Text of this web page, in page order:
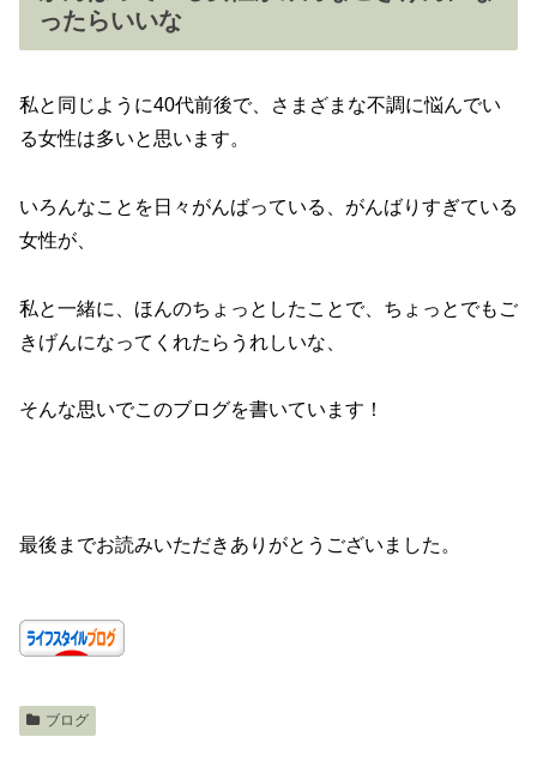
ったらいいな
私と同じように40代前後で、さまざまな不調に悩んでい
る女性は多いと思います。
いろんなことを日々がんばっている、がんばりすぎている
女性が、
私と一緒に、ほんのちょっとしたことで、ちょっとでもご
きげんになってくれたらうれしいな、
そんな思いでこのブログを書いています！
最後までお読みいただきありがとうございました。
ブログ